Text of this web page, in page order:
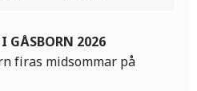
GÅSBORN 2026
firas midsommar på